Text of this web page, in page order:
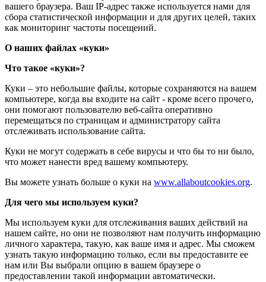
вашего браузера. Ваш IP-адрес также используется нами для
сбора статистической информации и для других целей, таких
как мониторинг частоты посещений.
О наших файлах «куки»
Что такое «куки»?
Куки – это небольшие файлы, которые сохраняются на вашем
компьютере, когда вы входите на сайт - кроме всего прочего,
они помогают пользователю веб-сайта оперативно
перемещаться по страницам и администратору сайта
отслеживать использование сайта.
Куки не могут содержать в себе вирусы и что бы то ни было,
что может нанести вред вашему компьютеру.
Вы можете узнать больше о куки на www.allaboutcookies.org.
Для чего мы используем куки?
Мы используем куки для отслеживания ваших действий на
нашем сайте, но они не позволяют нам получить информацию
личного характера, такую, как ваше имя и адрес. Мы сможем
узнать такую информацию только, если вы предоставите ее
нам или Вы выбрали опцию в вашем браузере о
предоставлении такой информации автоматически.